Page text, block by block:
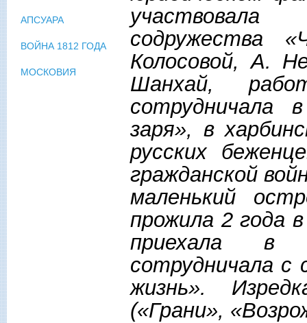
содружества
Колосовой, А.
Шанхай,
сотрудничала
заря», в
русских
гражданской
маленький
прожила 2 года
приехала в
сотрудничала с
жизнь».
(«Грани»,
АПСУАРА
ВОЙНА 1812 ГОДА
МОСКОВИЯ